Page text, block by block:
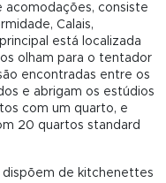
acomodações, consiste
Calais,
está localizada
olham para o tentador
encontradas entre os
e abrigam os estúdios
com um quarto, e
20 quartos standard
dispõem de kitchenettes